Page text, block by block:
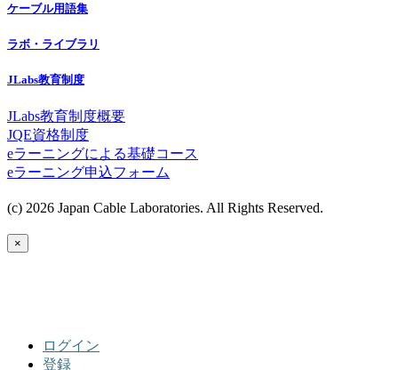
ケーブル用語集
ラボ・ライブラリ
JLabs教育制度
JLabs教育制度概要
JQE資格制度
eラーニングによる基礎コース
eラーニング申込フォーム
(c) 2026 Japan Cable Laboratories. All Rights Reserved.
×
ログイン
登録